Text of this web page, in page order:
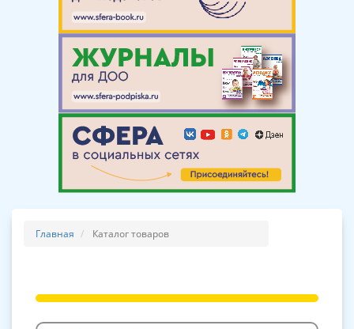
Главная Каталог товаров